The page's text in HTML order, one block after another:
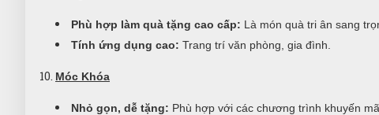
Phù hợp làm quà tặng cao cấp: Là món quà tri ân sang
Tính ứng dụng cao: Trang trí văn phòng, gia đình.
Móc Khóa
Nhỏ gọn, dễ tặng: Phù hợp với các chương trình khuyến